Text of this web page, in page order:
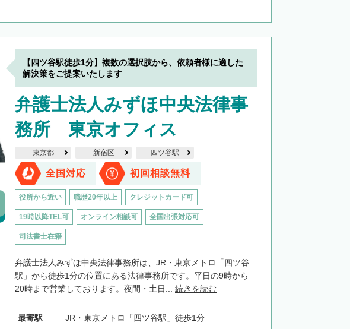
【四ツ谷駅徒歩1分】複数の選択肢から、依頼者様に適した
解決策をご提案いたします
弁護士法人みずほ中央法律事
務所 東京オフィス
東京都 新宿区 四ツ谷駅
全国対応 初回相談無料
役所から近い 職歴20年以上 クレジットカード可
19時以降TEL可 オンライン相談可 全国出張対応可
司法書士在籍
弁護士法人みずほ中央法律事務所は、JR・東京メトロ「四ツ谷
駅」から徒歩1分の位置にある法律事務所です。平日の9時から
20時まで営業しております。夜間・土日... 続きを読む
最寄駅 JR・東京メトロ「四ツ谷駅」徒歩1分